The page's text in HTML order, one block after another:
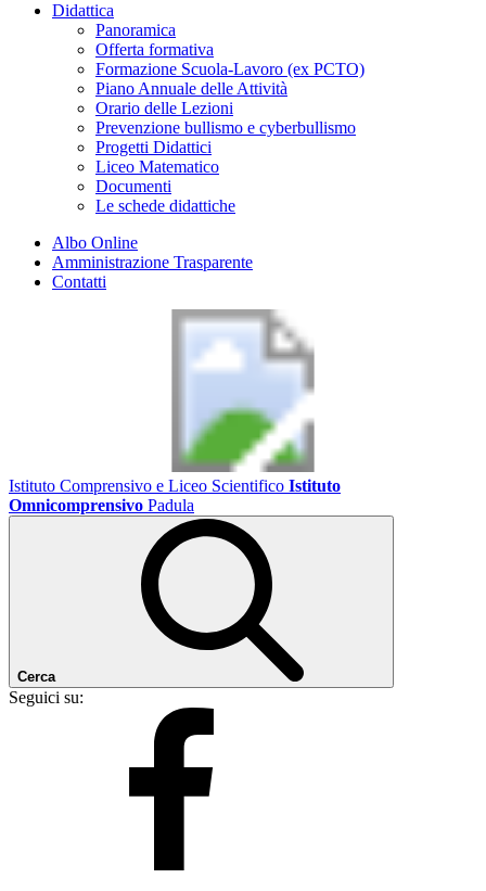
Didattica
Panoramica
Offerta formativa
Formazione Scuola-Lavoro (ex PCTO)
Piano Annuale delle Attività
Orario delle Lezioni
Prevenzione bullismo e cyberbullismo
Progetti Didattici
Liceo Matematico
Documenti
Le schede didattiche
Albo Online
Amministrazione Trasparente
Contatti
Istituto Comprensivo e Liceo Scientifico Istituto
Omnicomprensivo Padula
Cerca
Seguici su: